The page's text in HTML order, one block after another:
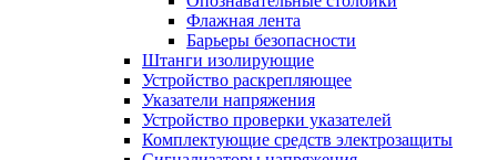
Флажная лента
Барьеры безопасности
Штанги изолирующие
Устройство раскрепляющее
Указатели напряжения
Устройство проверки указателей
Комплектующие средств электрозащиты